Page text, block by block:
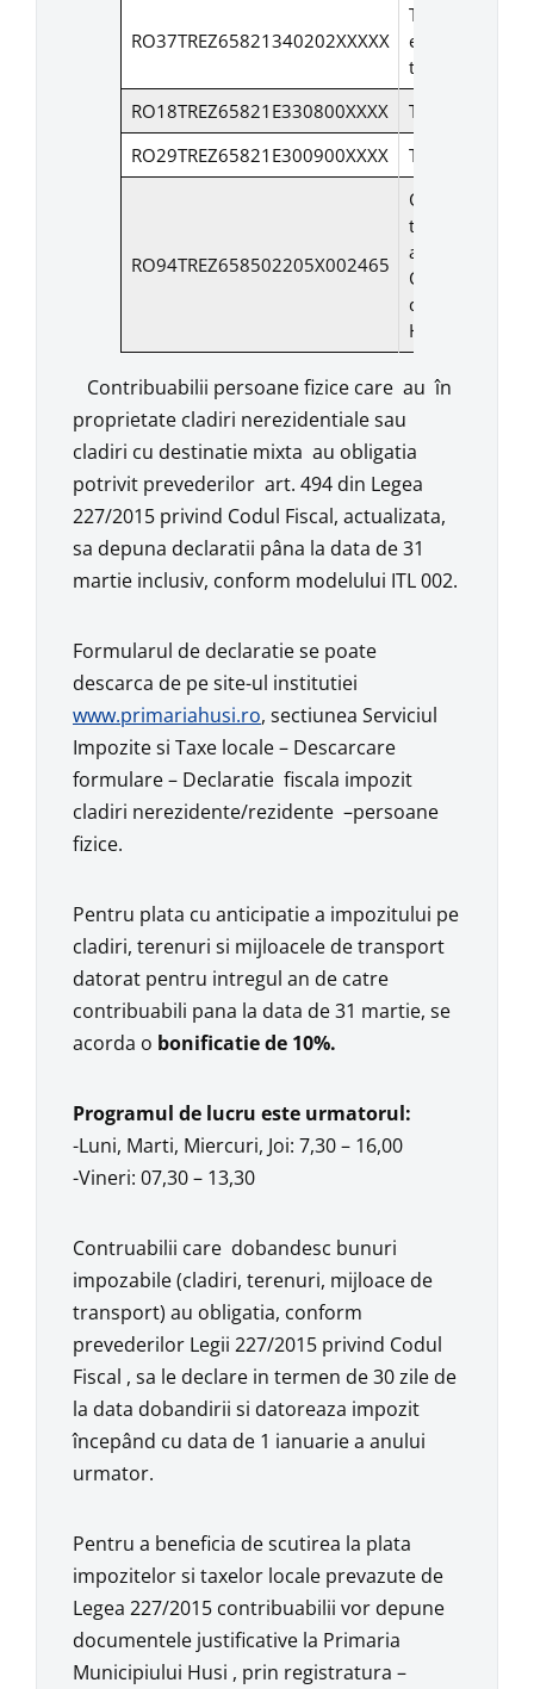
RO37TREZ65821340202XXXXX
Taxe
extrajudiciare
timbre
RO18TREZ65821E330800XXXX
Taxa
RO29TREZ65821E300900XXXX
Taxa pasunat
RO94TREZ658502205X002465
Chirii/
teren/spatii
administrate
Centrul Public
de Desfacere
Husi
Contribuabilii persoane fizice care au în
proprietate cladiri nerezidentiale sau
cladiri cu destinatie mixta au obligatia
potrivit prevederilor art. 494 din Legea
227/2015 privind Codul Fiscal, actualizata,
sa depuna declaratii pâna la data de 31
martie inclusiv, conform modelului ITL 002.
Formularul de declaratie se poate
descarca de pe site-ul institutiei
www.primariahusi.ro, sectiunea Serviciul
Impozite si Taxe locale – Descarcare
formulare – Declaratie fiscala impozit
cladiri nerezidente/rezidente –persoane
fizice.
Pentru plata cu anticipatie a impozitului pe
cladiri, terenuri si mijloacele de transport
datorat pentru intregul an de catre
contribuabili pana la data de 31 martie, se
acorda o bonificatie de 10%.
Programul de lucru este urmatorul:
-Luni, Marti, Miercuri, Joi: 7,30 – 16,00
-Vineri: 07,30 – 13,30
Contruabilii care dobandesc bunuri
impozabile (cladiri, terenuri, mijloace de
transport) au obligatia, conform
prevederilor Legii 227/2015 privind Codul
Fiscal , sa le declare in termen de 30 zile de
la data dobandirii si datoreaza impozit
începând cu data de 1 ianuarie a anului
urmator.
Pentru a beneficia de scutirea la plata
impozitelor si taxelor locale prevazute de
Legea 227/2015 contribuabilii vor depune
documentele justificative la Primaria
Municipiului Husi , prin registratura –